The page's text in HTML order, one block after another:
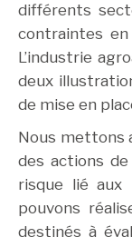
différents
contraintes en
L’industrie
deux
de mise en
Nous mettons
des actions
risque lié aux
pouvons
destinés à